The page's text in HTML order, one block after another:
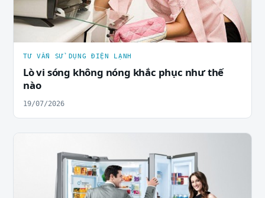
TƯ VẤN SỬ DỤNG ĐIỆN LẠNH
Lò vi sóng không nóng khắc phục như thế
nào
19/07/2026